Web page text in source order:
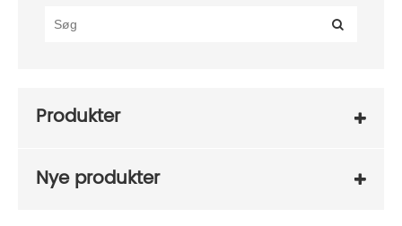
Produkter
Nye produkter